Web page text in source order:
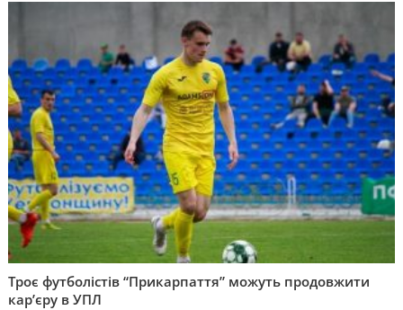
Троє футболістів “Прикарпаття” можуть продовжити
кар’єру в УПЛ